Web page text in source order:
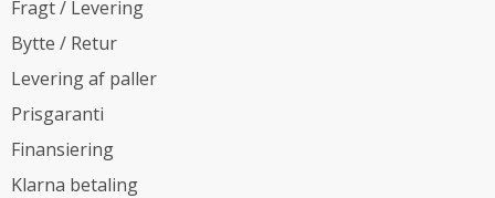
Fragt / Levering
Bytte / Retur
Levering af paller
Prisgaranti
Finansiering
Klarna betaling